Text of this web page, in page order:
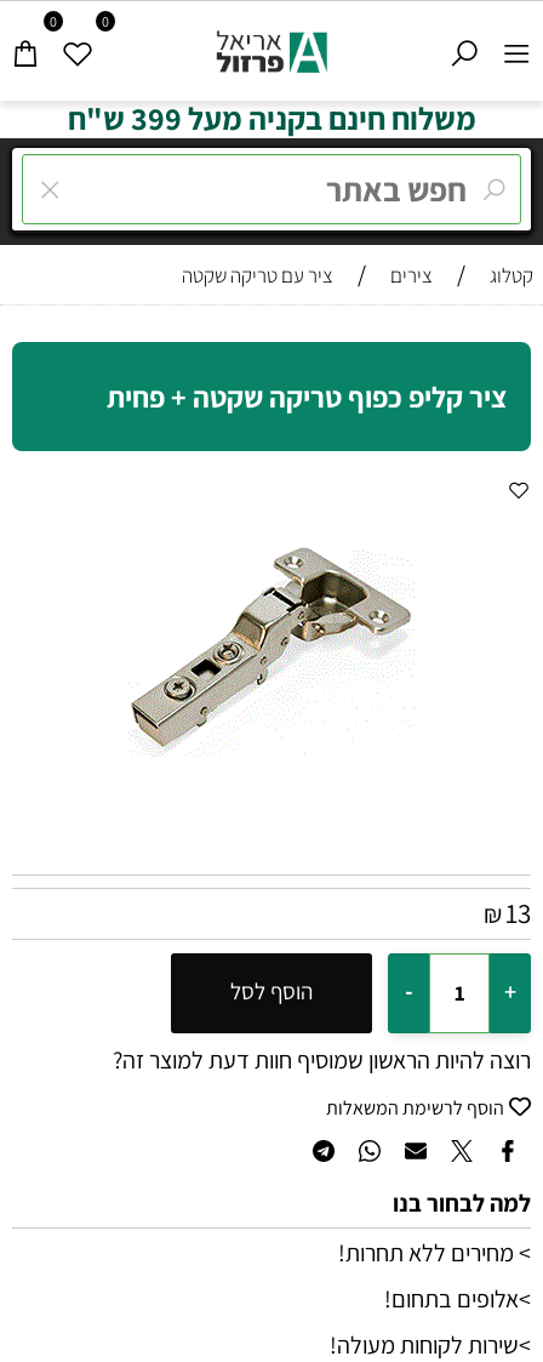
0 0
משלוח חינם בקניה מעל 399 ש"ח
קטלוג / צירים / ציר עם טריקה שקטה
ציר קליפ כפוף טריקה שקטה + פחית
₪13
הוסף לסל
רוצה להיות הראשון שמוסיף חוות דעת למוצר זה?
הוסף לרשימת המשאלות
למה לבחור בנו
> מחירים ללא תחרות!
>אלופים בתחום!
>שירות לקוחות מעולה!